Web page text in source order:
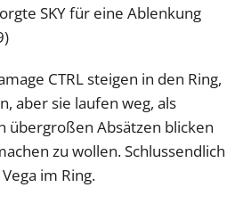
SKY für eine Ablenkung
CTRL steigen in den Ring,
aber sie laufen weg, als
übergroßen Absätzen blicken
zu wollen. Schlussendlich
im Ring.